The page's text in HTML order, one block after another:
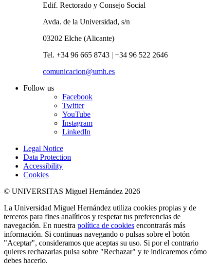
Edif. Rectorado y Consejo Social
Avda. de la Universidad, s/n
03202 Elche (Alicante)
Tel. +34 96 665 8743 | +34 96 522 2646
comunicacion@umh.es
Follow us
Facebook
Twitter
YouTube
Instagram
LinkedIn
Legal Notice
Data Protection
Accessibility
Cookies
© UNIVERSITAS Miguel Hernández 2026
La Universidad Miguel Hernández utiliza cookies propias y de
terceros para fines analíticos y respetar tus preferencias de
navegación. En nuestra política de cookies encontrarás más
información. Si continuas navegando o pulsas sobre el botón
"Aceptar", consideramos que aceptas su uso. Si por el contrario
quieres rechazarlas pulsa sobre "Rechazar" y te indicaremos cómo
debes hacerlo.